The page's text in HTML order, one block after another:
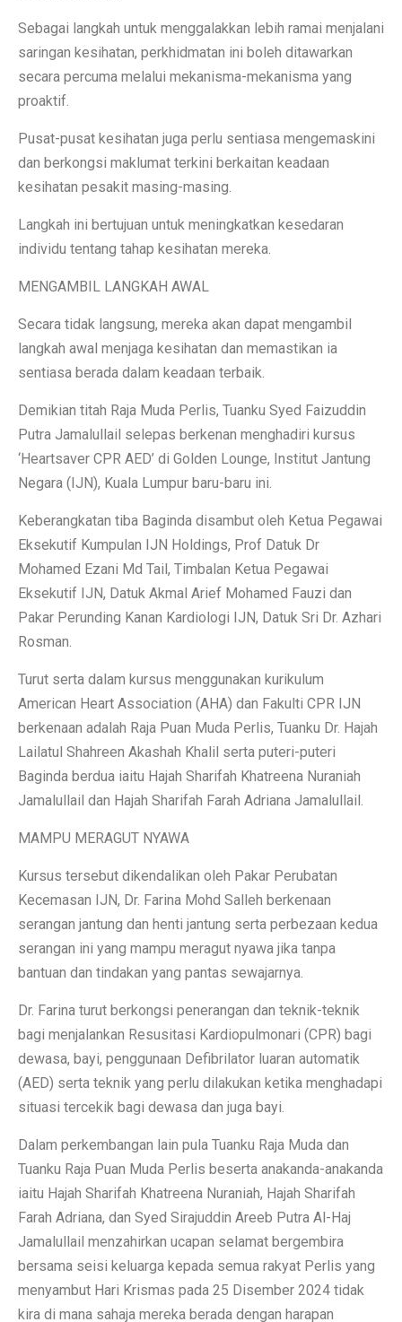
Sebagai langkah untuk menggalakkan lebih ramai menjalani
saringan kesihatan, perkhidmatan ini boleh ditawarkan
secara percuma melalui mekanisma-mekanisma yang
proaktif.
Pusat-pusat kesihatan juga perlu sentiasa mengemaskini
dan berkongsi maklumat terkini berkaitan keadaan
kesihatan pesakit masing-masing.
Langkah ini bertujuan untuk meningkatkan kesedaran
individu tentang tahap kesihatan mereka.
MENGAMBIL LANGKAH AWAL
Secara tidak langsung, mereka akan dapat mengambil
langkah awal menjaga kesihatan dan memastikan ia
sentiasa berada dalam keadaan terbaik.
Demikian titah Raja Muda Perlis, Tuanku Syed Faizuddin
Putra Jamalullail selepas berkenan menghadiri kursus
‘Heartsaver CPR AED’ di Golden Lounge, Institut Jantung
Negara (IJN), Kuala Lumpur baru-baru ini.
Keberangkatan tiba Baginda disambut oleh Ketua Pegawai
Eksekutif Kumpulan IJN Holdings, Prof Datuk Dr
Mohamed Ezani Md Tail, Timbalan Ketua Pegawai
Eksekutif IJN, Datuk Akmal Arief Mohamed Fauzi dan
Pakar Perunding Kanan Kardiologi IJN, Datuk Sri Dr. Azhari
Rosman.
Turut serta dalam kursus menggunakan kurikulum
American Heart Association (AHA) dan Fakulti CPR IJN
berkenaan adalah Raja Puan Muda Perlis, Tuanku Dr. Hajah
Lailatul Shahreen Akashah Khalil serta puteri-puteri
Baginda berdua iaitu Hajah Sharifah Khatreena Nuraniah
Jamalullail dan Hajah Sharifah Farah Adriana Jamalullail.
MAMPU MERAGUT NYAWA
Kursus tersebut dikendalikan oleh Pakar Perubatan
Kecemasan IJN, Dr. Farina Mohd Salleh berkenaan
serangan jantung dan henti jantung serta perbezaan kedua
serangan ini yang mampu meragut nyawa jika tanpa
bantuan dan tindakan yang pantas sewajarnya.
Dr. Farina turut berkongsi penerangan dan teknik-teknik
bagi menjalankan Resusitasi Kardiopulmonari (CPR) bagi
dewasa, bayi, penggunaan Defibrilator luaran automatik
(AED) serta teknik yang perlu dilakukan ketika menghadapi
situasi tercekik bagi dewasa dan juga bayi.
Dalam perkembangan lain pula Tuanku Raja Muda dan
Tuanku Raja Puan Muda Perlis beserta anakanda-anakanda
iaitu Hajah Sharifah Khatreena Nuraniah, Hajah Sharifah
Farah Adriana, dan Syed Sirajuddin Areeb Putra Al-Haj
Jamalullail menzahirkan ucapan selamat bergembira
bersama seisi keluarga kepada semua rakyat Perlis yang
menyambut Hari Krismas pada 25 Disember 2024 tidak
kira di mana sahaja mereka berada dengan harapan